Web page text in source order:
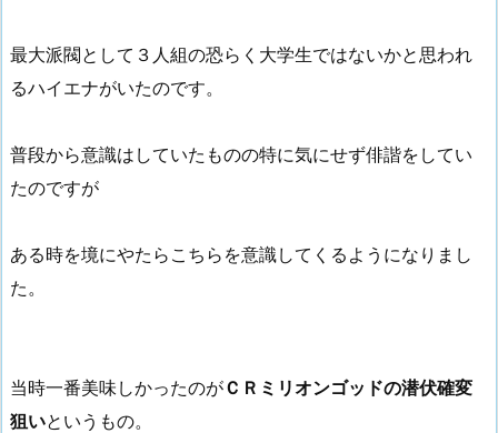
最大派閥として３人組の恐らく大学生ではないかと思われ
るハイエナがいたのです。
普段から意識はしていたものの特に気にせず俳諧をしてい
たのですが
ある時を境にやたらこちらを意識してくるようになりまし
た。
当時一番美味しかったのがＣＲミリオンゴッドの潜伏確変
狙いというもの。